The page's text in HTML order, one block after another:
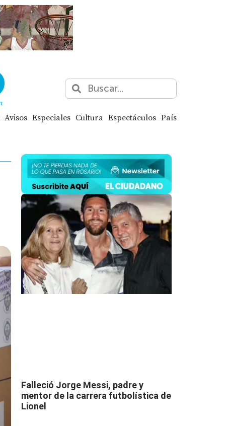
Avisos Especiales Cultura Espectáculos País
Falleció Jorge Messi, padre y
mentor de la carrera futbolística de
Lionel